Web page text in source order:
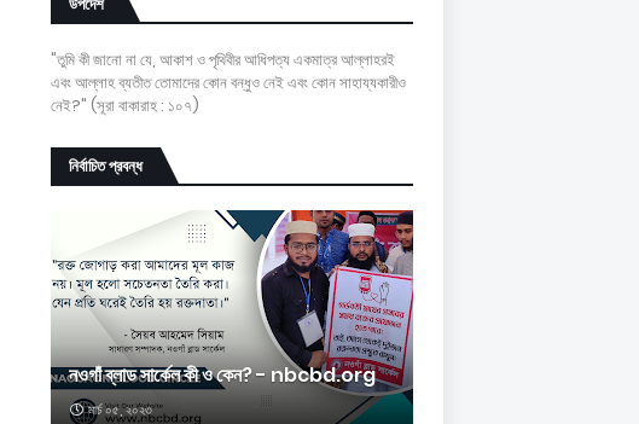
"তুমি কী জানো না যে, আকাশ ও পৃথিবীর আধিপত্য একমাত্র আল্লাহরই
এবং আল্লাহ ব্যতীত তোমাদের কোন বন্ধুও নেই এবং কোন সাহায্যকারীও
নেই?" (সূরা বাকারাহ : ১০৭)
নির্বাচিত প্রবন্ধ
নওগাঁ ব্লাড সার্কেল কী ও কেন? - nbcbd.org
মার্চ ০৫, ২০২৩